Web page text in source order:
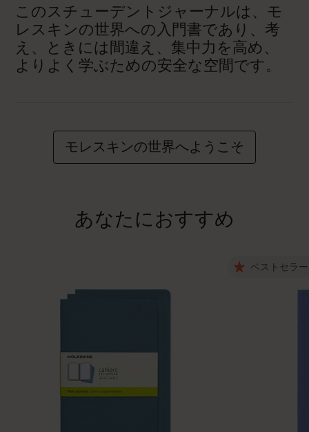
このスチューデントジャーナルは、モ
レスキンの世界への入門書であり、考
え、ときには間違え、集中力を高め、
よりよく学ぶための安全な空間です。
モレスキンの世界へようこそ
あなたにおすすめ
ベストセラー